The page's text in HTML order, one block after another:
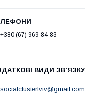
+380 (67) 969-84-83
socialclusterlviv@gmail.com